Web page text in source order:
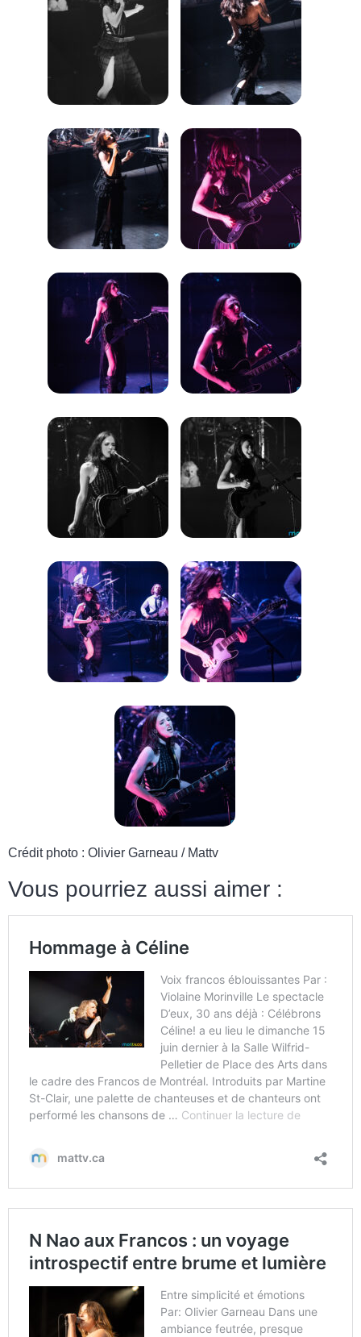
Crédit photo : Olivier Garneau / Mattv
Vous pourriez aussi aimer :